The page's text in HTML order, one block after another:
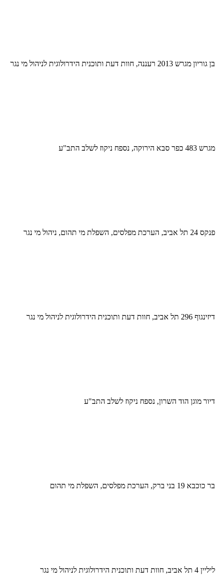
בן גוריון מגרש 2013 רעננה, חוות דעת ותוכנית הידרולוגית לניהול מי נגר
מגרש 483 כפר סבא הירוקה, נספח ניקוז לשלב התב"ע
פנקס 24 תל אביב, הערכת מפלסים, השפלת מי תהום, ניהול מי נגר
דיזינגוף 296 תל אביב, חוות דעת ותוכנית הידרולוגית לניהול מי נגר
דיור מוגן הוד השרון, נספח ניקוז לשלב התב"ע
בר כוכבא 19 בני ברק, הערכת מפלסים, השפלת מי תהום
ליליין 4 תל אביב, חוות דעת ותוכנית הידרולוגית לניהול מי נגר